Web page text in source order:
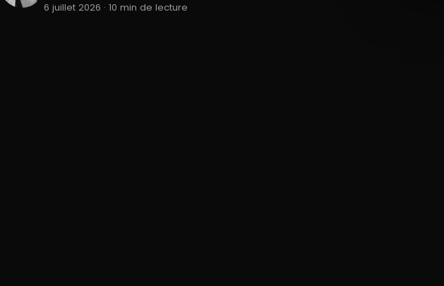
6 juillet 2026 · 10 min de lecture